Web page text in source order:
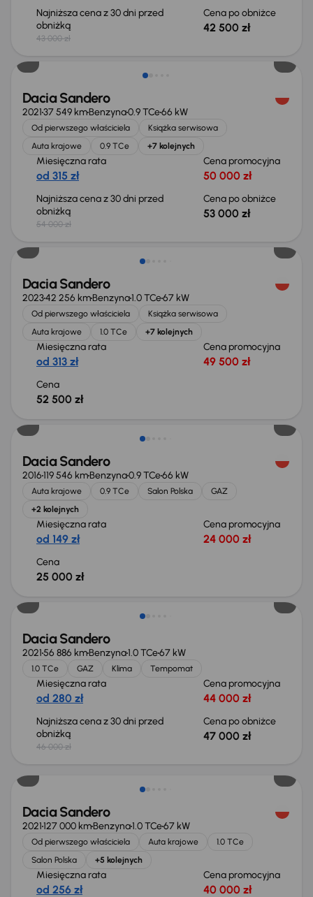
Najniższa cena z 30 dni przed
obniżką
43 000 zł
Cena po obniżce
42 500 zł
Taniej o 1 000 zł
Dacia Sandero
202137 549 kmBenzyna0.9 TCe66 kW
Od pierwszego właściciela
Książka serwisowa
Auta krajowe
0.9 TCe +7 kolejnych
Miesięczna rata
od 315 zł
Cena promocyjna
50 000 zł
Najniższa cena z 30 dni przed
obniżką
54 000 zł
Cena po obniżce
53 000 zł
Dacia Sandero
202342 256 kmBenzyna1.0 TCe67 kW
Od pierwszego właściciela
Książka serwisowa
Auta krajowe
1.0 TCe +7 kolejnych
Miesięczna rata
od 313 zł
Cena promocyjna
49 500 zł
Cena
52 500 zł
Dacia Sandero
2016119 546 kmBenzyna0.9 TCe66 kW
Auta krajowe 0.9 TCe Salon Polska
GAZ
+2 kolejnych
Miesięczna rata
od 149 zł
Cena promocyjna
24 000 zł
Cena
25 000 zł
Dacia Sandero
202156 886 kmBenzyna1.0 TCe67 kW
1.0 TCe GAZ Klima Tempomat
Miesięczna rata
od 280 zł
Cena promocyjna
44 000 zł
Najniższa cena z 30 dni przed
obniżką
46 000 zł
Cena po obniżce
47 000 zł
Dacia Sandero
2021127 000 kmBenzyna1.0 TCe67 kW
Od pierwszego właściciela Auta krajowe
1.0 TCe
Salon Polska
+5 kolejnych
Miesięczna rata
od 256 zł
Cena promocyjna
40 000 zł